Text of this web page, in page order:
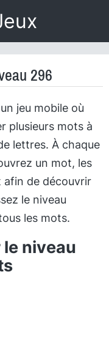
296
jeu mobile où
plusieurs mots à
lettres. À chaque
un mot, les
afin de découvrir
le niveau
les mots.
niveau